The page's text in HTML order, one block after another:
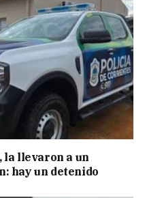
la llevaron a un
hay un detenido